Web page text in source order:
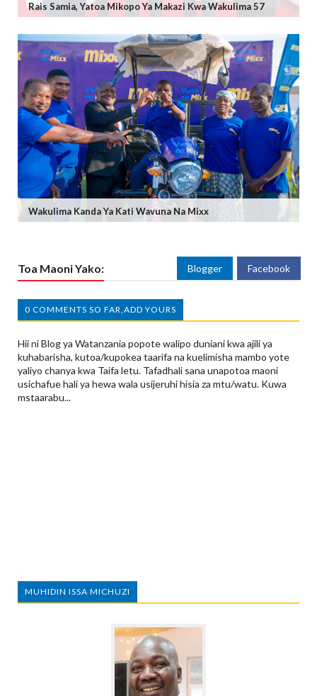
Rais Samia, Yatoa Mikopo Ya Makazi Kwa Wakulima 57
Wakulima Kanda Ya Kati Wavuna Na Mixx
Toa Maoni Yako: Blogger Facebook
0 COMMENTS SO FAR,ADD YOURS
Hii ni Blog ya Watanzania popote walipo duniani kwa ajili ya
kuhabarisha, kutoa/kupokea taarifa na kuelimisha mambo yote
yaliyo chanya kwa Taifa letu. Tafadhali sana unapotoa maoni
usichafue hali ya hewa wala usijeruhi hisia za mtu/watu. Kuwa
mstaarabu...
MUHIDIN ISSA MICHUZI